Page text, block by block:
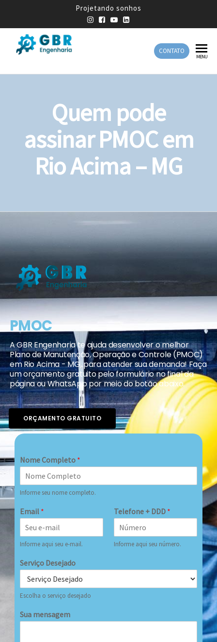
Projetando sonhos
Engenharia
Engenharia
CONTATO
MENU
Quem pode
assinar PMOC em
Rio Acima – MG
PMOC
A GBR Engenharia te ajuda desenvolver o melhor
Plano de Manutenção, Operação e Controle (PMOC)
em Rio Acima - MG, para atender sua demanda! Faça
um orçamento gratuito pelo formulário no final da
página ou WhatsApp por meio do botão abaixo.
ORÇAMENTO GRATUITO
Nome Completo *
Informe seu nome completo.
Email *
Informe aqui seu e-mail.
Telefone + DDD *
Informe aqui seu número.
Serviço Desejado
Escolha o serviço desejado
Sua mensagem